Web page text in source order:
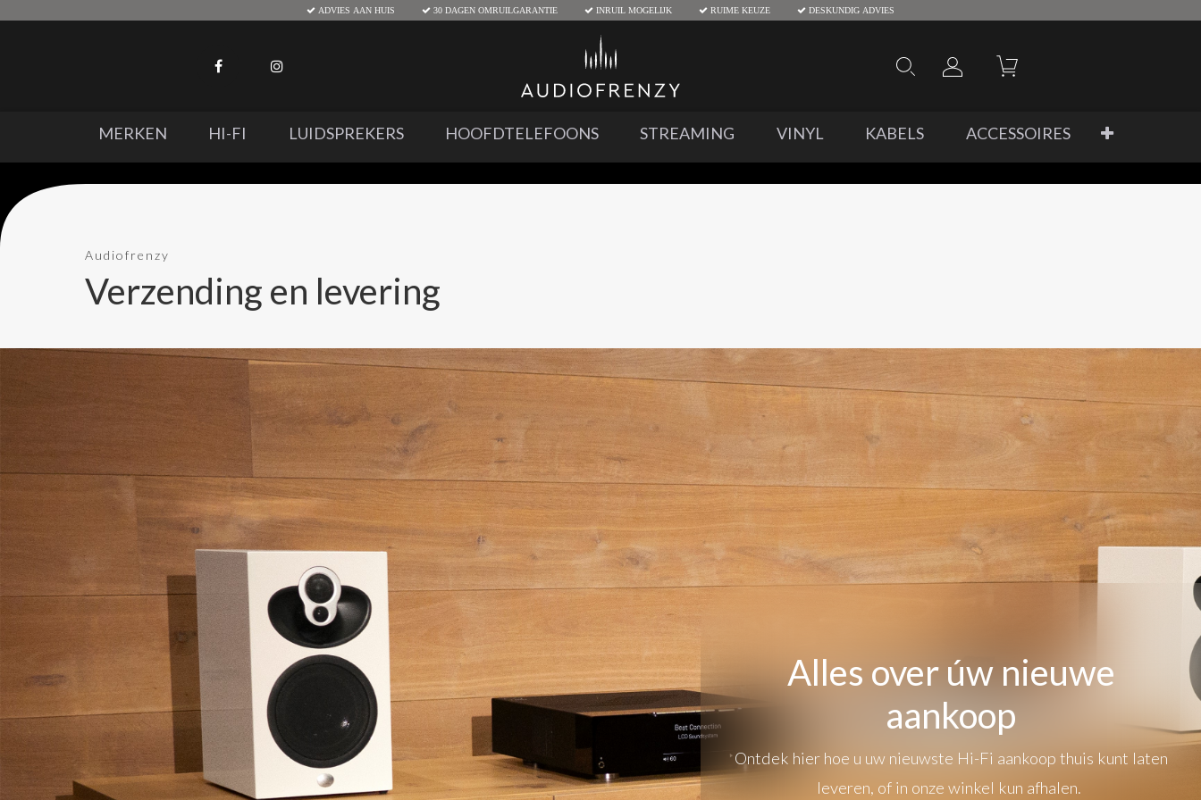
ADVIES AAN HUIS 30 DAGEN OMRUILGARANTIE INRUIL MOGELIJK RUIME KEUZE DESKUNDIG ADVIES
MERKEN HI-FI LUIDSPREKERS HOOFDTELEFOONS STREAMING VINYL KABELS ACCESSOIRES
Audiofrenzy
Verzending en levering
Alles over úw nieuwe
aankoop
Ontdek hier hoe u uw nieuwste Hi-Fi aankoop thuis kunt laten
leveren, of in onze winkel kun afhalen.